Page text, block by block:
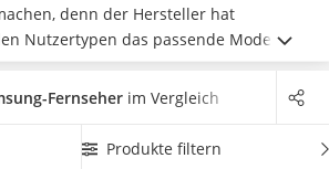
denn der Hersteller hat
Nutzertypen das passende Modell im
Im Dschungel der Marketingbegriffe
schnell verloren! ObQLED, Quantum-
Wählen Sie jetzt bequem das
Fernseher im Vergleich
Produkte filtern